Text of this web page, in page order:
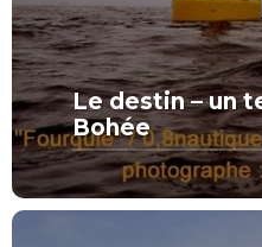
MORE FROM THIS SET:
VIEW MORE
Le destin – un
Bohée